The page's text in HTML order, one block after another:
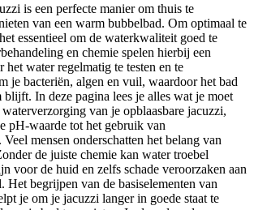
is een perfecte manier om thuis te
van een warm bubbelbad. Om optimaal te
essentieel om de waterkwaliteit goed te
en chemie spelen hierbij een
water regelmatig te testen en te
je bacteriën, algen en vuil, waardoor het bad
blijft. In deze pagina lees je alles wat je moet
van je opblaasbare jacuzzi,
pH-waarde tot het gebruik van
mensen onderschatten het belang van
de juiste chemie kan water troebel
voor de huid en zelfs schade veroorzaken aan
Het begrijpen van de basiselementen van
je om je jacuzzi langer in goede staat te